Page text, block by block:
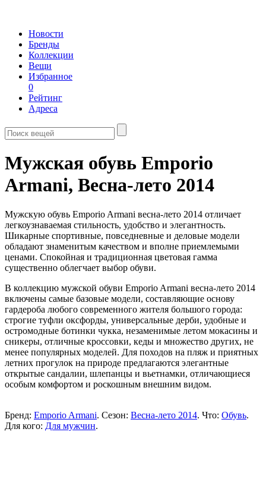
Новости
Бренды
Коллекции
Вещи
Избранное
0
Рейтинг
Адреса
Мужская обувь Emporio
Armani, Весна-лето 2014
Мужскую обувь Emporio Armani весна-лето 2014 отличает
легкоузнаваемая стильность, удобство и элегантность.
Шикарные спортивные, повседневные и деловые модели
обладают знаменитым качеством и вполне приемлемыми
ценами. Спокойная и традиционная цветовая гамма
существенно облегчает выбор обуви.
В коллекцию мужской обуви Emporio Armani весна-лето 2014
включены самые базовые модели, составляющие основу
гардероба любого современного жителя большого города:
строгие туфли оксфорды, универсальные дерби, удобные и
остромодные ботинки чукка, незаменимые летом мокасины и
сникеры, отличные кроссовки, кеды и множество других, не
менее популярных моделей. Для походов на пляж и приятных
летних прогулок на природе предлагаются элегантные
открытые сандалии, шлепанцы и вьетнамки, отличающиеся
особым комфортом и роскошным внешним видом.
Бренд: Emporio Armani. Сезон: Весна-лето 2014. Что: Обувь.
Для кого: Для мужчин.